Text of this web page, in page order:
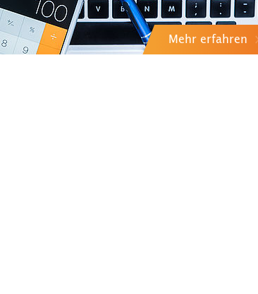
Mehr erfahren